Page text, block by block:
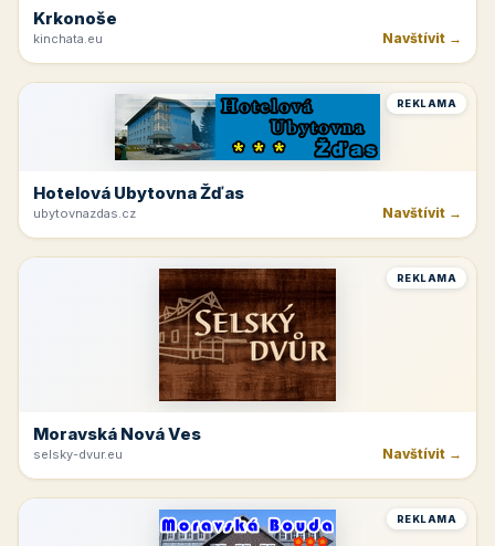
Krkonoše
kinchata.eu Navštívit →
REKLAMA
Hotelová Ubytovna Žďas
ubytovnazdas.cz Navštívit →
REKLAMA
Moravská Nová Ves
selsky-dvur.eu Navštívit →
REKLAMA